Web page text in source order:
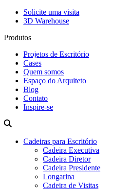
Solicite uma visita
3D Warehouse
Produtos
Projetos de Escritório
Cases
Quem somos
Espaço do Arquiteto
Blog
Contato
Inspire-se
Cadeiras para Escritório
Cadeira Executiva
Cadeira Diretor
Cadeira Presidente
Longarina
Cadeira de Visitas